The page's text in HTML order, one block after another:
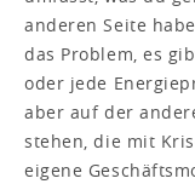
anderen Seite
das Problem, es
oder jede
aber auf der
stehen, die mit
eigene